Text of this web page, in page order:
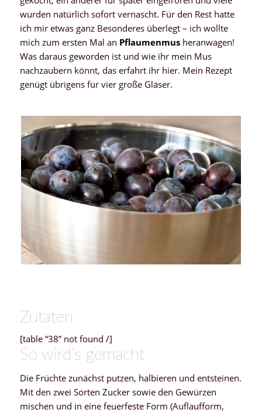
wurden natürlich sofort vernascht. Für den Rest hatte
ich mir etwas ganz Besonderes überlegt – ich wollte
mich zum ersten Mal an Pflaumenmusheranwagen!
Was daraus geworden ist und wie ihr mein Mus
nachzaubern könnt, das erfahrt ihr hier. Mein Rezept
genügt übrigens für vier große Gläser.
Zutaten
[table “38” not found /]
So wird’s gemacht
Die Früchte zunächst putzen, halbieren und entsteinen.
Mit den zwei Sorten Zucker sowie den Gewürzen
mischen und in eine feuerfeste Form (Auflaufform,